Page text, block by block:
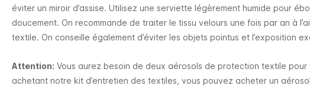
éviter un miroir d’assise. Utilisez une serviette légèrement humide pour
doucement. On recommande de traiter le tissu velours une fois par an à
textile. On conseille également d’éviter les objets pointus et l’exposition
Attention: Vous aurez besoin de deux aérosols de protection textile pour
achetant notre kit d’entretien des textiles, vous pouvez acheter un